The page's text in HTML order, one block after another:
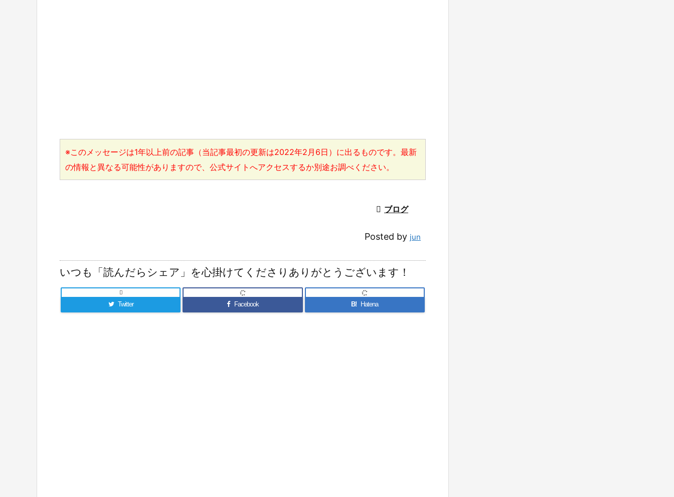
※このメッセージは1年以上前の記事（当記事最初の更新は2022年2月6日）に出るものです。最新
の情報と異なる可能性がありますので、公式サイトへアクセスするか別途お調べください。
 ブログ
Posted by jun
いつも「読んだらシェア」を心掛けてくださりありがとうございます！
Twitter

Facebook B! Hatena